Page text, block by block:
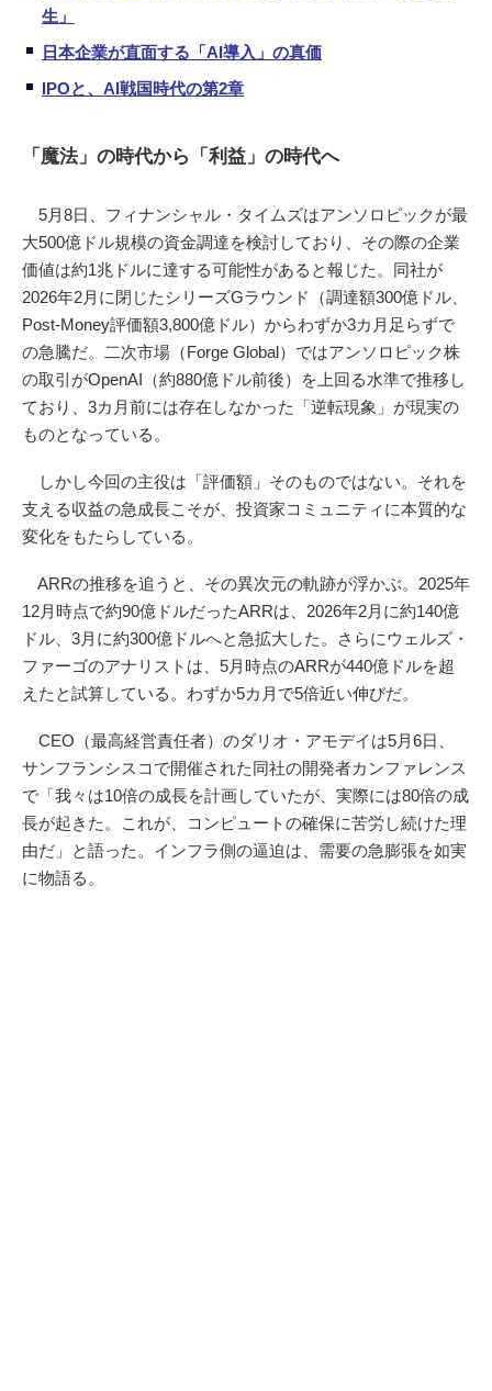
生」
日本企業が直面する「AI導入」の真価
IPOと、AI戦国時代の第2章
「魔法」の時代から「利益」の時代へ
5月8日、フィナンシャル・タイムズはアンソロピックが最
大500億ドル規模の資金調達を検討しており、その際の企業
価値は約1兆ドルに達する可能性があると報じた。同社が
2026年2月に閉じたシリーズGラウンド（調達額300億ドル、
Post-Money評価額3,800億ドル）からわずか3カ月足らずで
の急騰だ。二次市場（Forge Global）ではアンソロピック株
の取引がOpenAI（約880億ドル前後）を上回る水準で推移し
ており、3カ月前には存在しなかった「逆転現象」が現実の
ものとなっている。
しかし今回の主役は「評価額」そのものではない。それを
支える収益の急成長こそが、投資家コミュニティに本質的な
変化をもたらしている。
ARRの推移を追うと、その異次元の軌跡が浮かぶ。2025年
12月時点で約90億ドルだったARRは、2026年2月に約140億
ドル、3月に約300億ドルへと急拡大した。さらにウェルズ・
ファーゴのアナリストは、5月時点のARRが440億ドルを超
えたと試算している。わずか5カ月で5倍近い伸びだ。
CEO（最高経営責任者）のダリオ・アモデイは5月6日、
サンフランシスコで開催された同社の開発者カンファレンス
で「我々は10倍の成長を計画していたが、実際には80倍の成
長が起きた。これが、コンピュートの確保に苦労し続けた理
由だ」と語った。インフラ側の逼迫は、需要の急膨張を如実
に物語る。